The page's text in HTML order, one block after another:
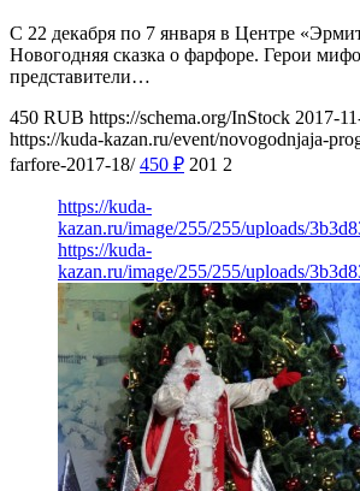
С 22 декабря по 7 января в Центре
Новогодняя сказка о фарфоре. Герои
представители…
450 RUB https://schema.org/InStock 2017-
https://kuda-kazan.ru/event/novogodnjaja-
farfore-2017-18/ 450 ₽ 201 2
https://kuda-
kazan.ru/image/255/255/uploads/
https://kuda-
kazan.ru/image/255/255/uploads/